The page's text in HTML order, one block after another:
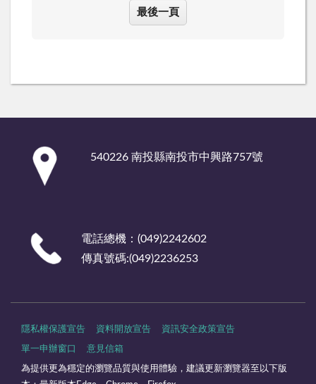
最後一頁
540226 南投縣南投市中興路757號
電話總機：(049)2242602
傳真號碼:(049)2236253
隱私權保護宣告 資料開放宣告 資訊安全政策宣告
單一申辦窗口 意見信箱
為提供更為穩定的瀏覽品質與使用體驗，建議更新瀏覽器至以下版